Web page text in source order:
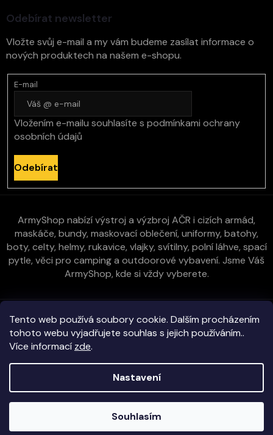
Tento web používá soubory cookie. Dalším procházením
tohoto webu vyjadřujete souhlas s jejich používáním..
Více informací zde.
Nastavení
Souhlasím
Veškeré zboží skladem na prodejně i e-shopu!
Odebírat newsletter
Vložte svůj e-mail a my vám budeme zasílat informace o
nových produktech na našem e-shopu.
E-mail
Vložením e-mailu souhlasíte s podmínkami ochrany
osobních údajů
Odebírat
ArmyShop nabízí výstroj a výzbroj AČR i cizích armád,
maskáče, bundy, maskovací oblečení, uniformy, batohy,
boty, celty, helmy, rukavice, vlajky, svítilny, polní láhve, spací
pytle, věci pro camping a outdoorové vybavení. Jsme Váš
ArmyShop, kde si vždy vyberete.
Zákaznická péče
Vše o nákupu
E-ArmyShop.cz . Všechna práva vyhrazena.